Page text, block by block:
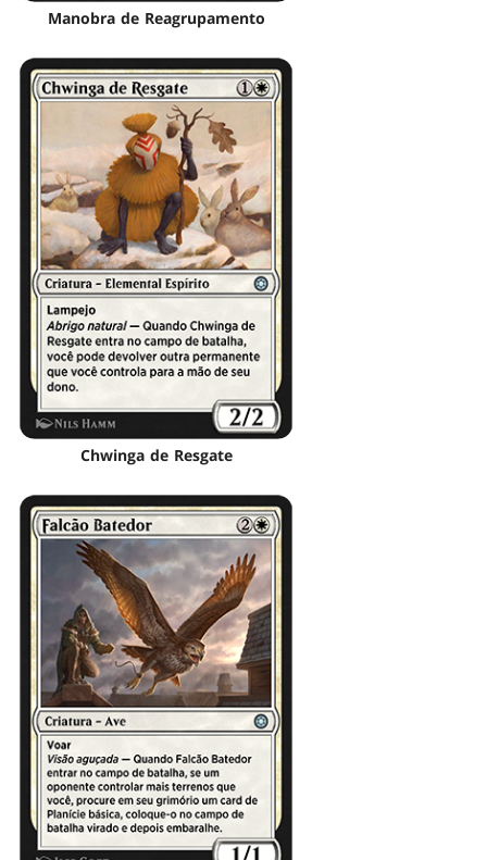
Manobra de Reagrupamento
Chwinga de Resgate